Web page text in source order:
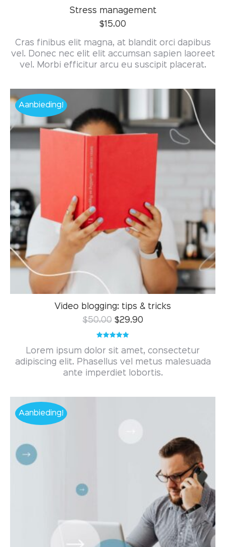
Stress management
$15.00
Cras finibus elit magna, at blandit orci dapibus
vel. Donec nec elit elit accumsan sapien laoreet
vel. Morbi efficitur arcu eu suscipit placerat.
Aanbieding!
Video blogging: tips & tricks
$50.00 $29.90
5.00uit 5
Lorem ipsum dolor sit amet, consectetur
adipiscing elit. Phasellus vel metus malesuada
ante imperdiet lobortis.
Aanbieding!